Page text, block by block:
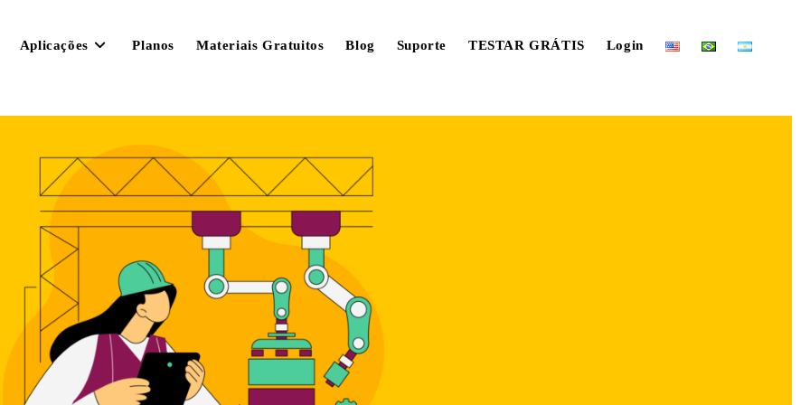
Aplicações Planos Materiais Gratuitos Blog Suporte TESTAR GRÁTIS Login